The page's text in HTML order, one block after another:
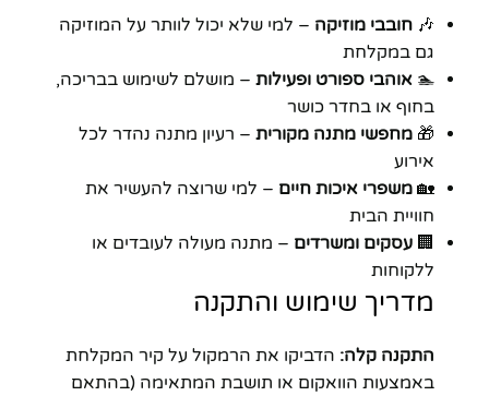
🎶 חובבי מוזיקה – למי שלא יכול לוותר על המוזיקה
גם במקלחת
🏊 אוהבי ספורט ופעילות – מושלם לשימוש בבריכה,
בחוף או בחדר כושר
🎁 מחפשי מתנה מקורית – רעיון מתנה נהדר לכל
אירוע
🏡 משפרי איכות חיים – למי שרוצה להעשיר את
חוויית הבית
🏢 עסקים ומשרדים – מתנה מעולה לעובדים או
ללקוחות
מדריך שימוש והתקנה
התקנה קלה: הדביקו את הרמקול על קיר המקלחת
באמצעות הוואקום או תושבת המתאימה (בהתאם